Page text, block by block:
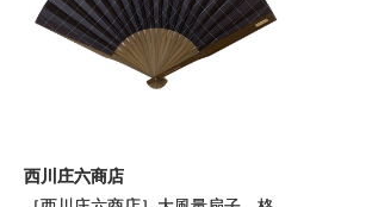
西川庄六商店